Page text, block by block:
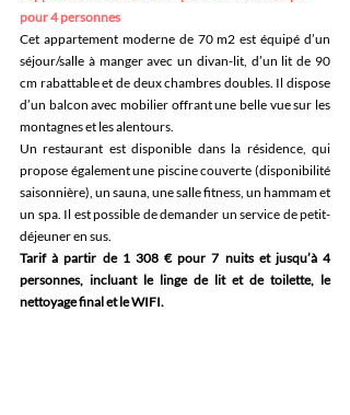
pour 4 personnes
Cet appartement moderne de 70 m2 est équipé d’un
séjour/salle à manger avec un divan-lit, d’un lit de 90
cm rabattable et de deux chambres doubles. Il dispose
d’un balcon avec mobilier offrant une belle vue sur les
montagnes et les alentours.
Un restaurant est disponible dans la résidence, qui
propose également une piscine couverte (disponibilité
saisonnière), un sauna, une salle fitness, un hammam et
un spa. Il est possible de demander un service de petit-
déjeuner en sus.
Tarif à partir de 1 308 € pour 7 nuits et jusqu’à 4
personnes, incluant le linge de lit et de toilette, le
nettoyage final et le WIFI.